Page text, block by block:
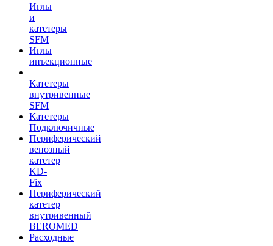
Иглы
и
катетеры
SFM
Иглы
инъекционные
Катетеры
внутривенные
SFM
Катетеры
Подключичные
Периферический
венозный
катетер
KD-
Fix
Периферический
катетер
внутривенный
BEROMED
Расходные